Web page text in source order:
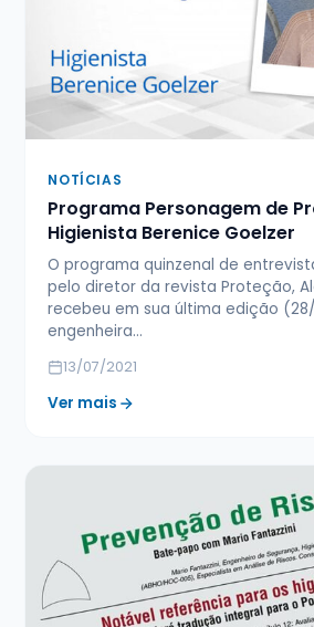
NOTÍCIAS
Programa Personagem de
Higienista Berenice Goelzer
O programa quinzenal de
pelo diretor da revista Proteção,
recebeu em sua última edição
engenheira…
13/07/2021
Ver mais